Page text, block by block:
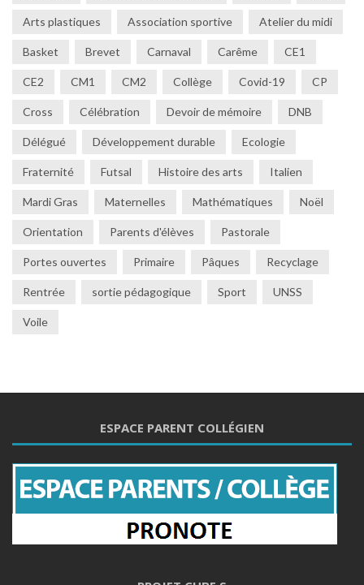
Arts plastiques Association sportive Atelier du midi
Basket Brevet Carnaval Carême CE1
CE2 CM1 CM2 Collège Covid-19 CP
Cross Célébration Devoir de mémoire DNB
Délégué Développement durable Ecologie
Fraternité Futsal Histoire des arts Italien
Mardi Gras Maternelles Mathématiques Noël
Orientation Parents d'élèves Pastorale
Portes ouvertes Primaire Pâques Recyclage
Rentrée sortie pédagogique Sport UNSS
Voile
ESPACE PARENT COLLÉGIEN